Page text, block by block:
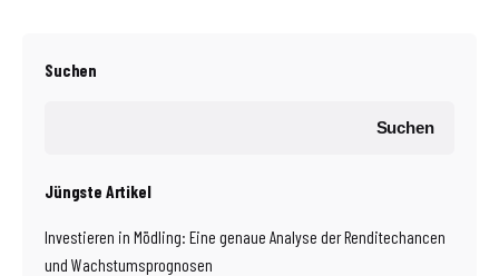
Suchen
Suchen
Jüngste Artikel
Investieren in Mödling: Eine genaue Analyse der Renditechancen
und Wachstumsprognosen